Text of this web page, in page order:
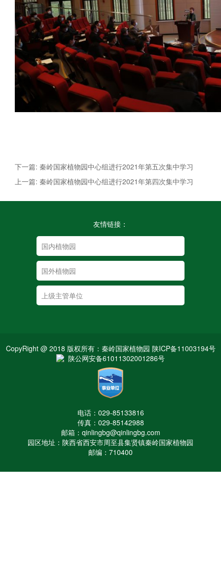
下一篇: 秦岭国家植物园中心组进行2021年第五次集中学习
上一篇: 秦岭国家植物园中心组进行2021年第四次集中学习
友情链接：
CopyRight @ 2018 版权所有：秦岭国家植物园 陕ICP备11003194号
陕公网安备61011302001286号
电话：029-85133816
传真：029-85142988
邮箱：qinlingbg@qinlingbg.com
园区地址：陕西省西安市周至县集贤镇秦岭国家植物园
邮编：710400